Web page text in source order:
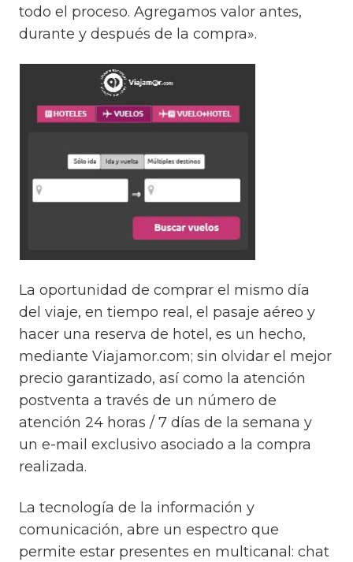
todo el proceso. Agregamos valor antes,
durante y después de la compra».
La oportunidad de comprar el mismo día
del viaje, en tiempo real, el pasaje aéreo y
hacer una reserva de hotel, es un hecho,
mediante Viajamor.com; sin olvidar el mejor
precio garantizado, así como la atención
postventa a través de un número de
atención 24 horas / 7 días de la semana y
un e-mail exclusivo asociado a la compra
realizada.
La tecnología de la información y
comunicación, abre un espectro que
permite estar presentes en multicanal: chat